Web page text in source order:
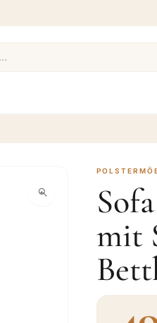
mit